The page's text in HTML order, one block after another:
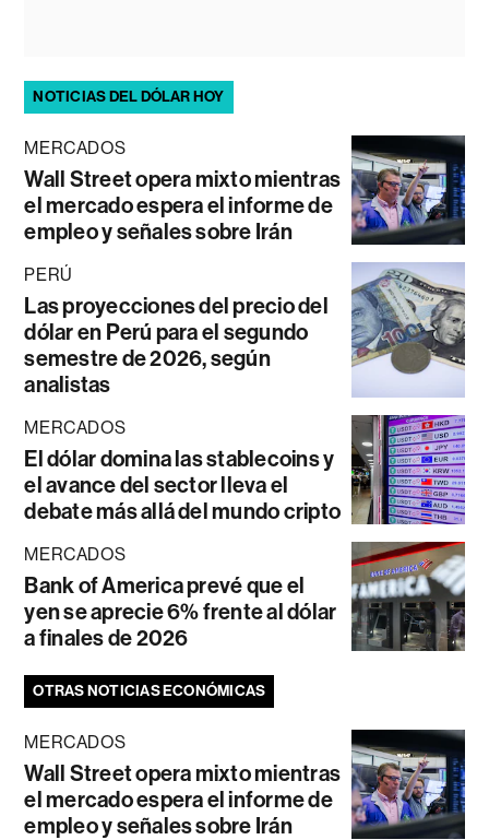
NOTICIAS DEL DÓLAR HOY
MERCADOS
Wall Street opera mixto mientras
el mercado espera el informe de
empleo y señales sobre Irán
PERÚ
Las proyecciones del precio del
dólar en Perú para el segundo
semestre de 2026, según
analistas
MERCADOS
El dólar domina las stablecoins y
el avance del sector lleva el
debate más allá del mundo cripto
MERCADOS
Bank of America prevé que el
yen se aprecie 6% frente al dólar
a finales de 2026
OTRAS NOTICIAS ECONÓMICAS
MERCADOS
Wall Street opera mixto mientras
el mercado espera el informe de
empleo y señales sobre Irán